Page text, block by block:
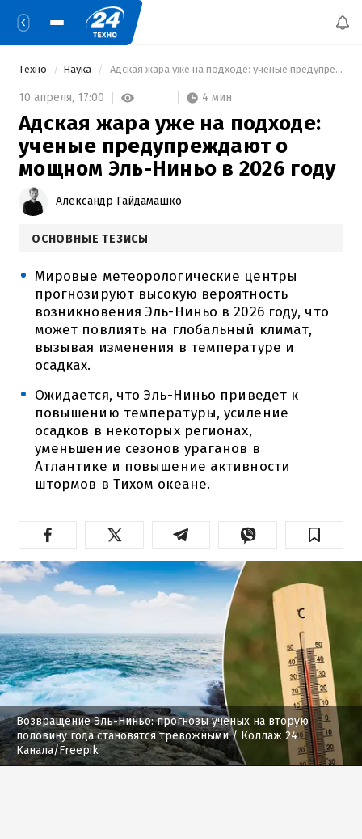
Техно Наука Адская жара уже на подходе: ученые предупреждают о мощном Эль-Ниньо в 2026 году
10 апреля, 17:00 4 мин
Адская жара уже на подходе:
ученые предупреждают о
мощном Эль-Ниньо в 2026 году
Александр Гайдамашко
ОСНОВНЫЕ ТЕЗИСЫ
Мировые метеорологические центры
прогнозируют высокую вероятность
возникновения Эль-Ниньо в 2026 году, что
может повлиять на глобальный климат,
вызывая изменения в температуре и
осадках.
Ожидается, что Эль-Ниньо приведет к
повышению температуры, усиление
осадков в некоторых регионах,
уменьшение сезонов ураганов в
Атлантике и повышение активности
штормов в Тихом океане.
Возвращение Эль-Ниньо: прогнозы ученых на вторую
половину года становятся тревожными/ Коллаж 24
Канала/Freepik